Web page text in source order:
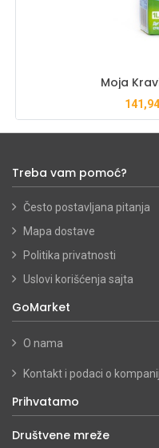
Moja
141,94
Treba vam pomoć?
Često postavljana pitanja
Mapa dostave
Politika privatnosti
Uslovi korišćenja sajta
GoMarket
O nama
Kontakt i podaci o
Prihvatamo
Društvene mreže